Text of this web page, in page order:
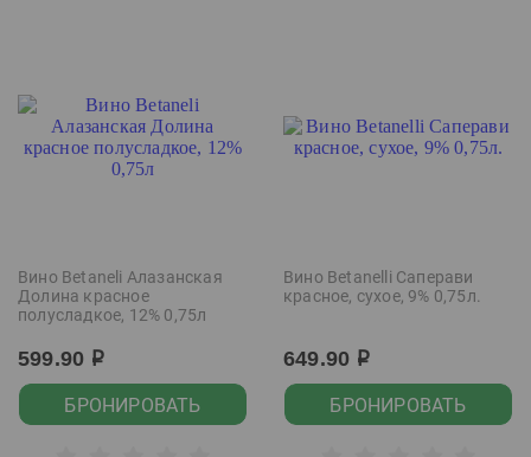
Вино Betaneli Алазанская
Долина красное
полусладкое, 12% 0,75л
599.90 р
БРОНИРОВАТЬ
Вино Betanelli Саперави
красное, сухое, 9% 0,75л.
649.90 р
БРОНИРОВАТЬ